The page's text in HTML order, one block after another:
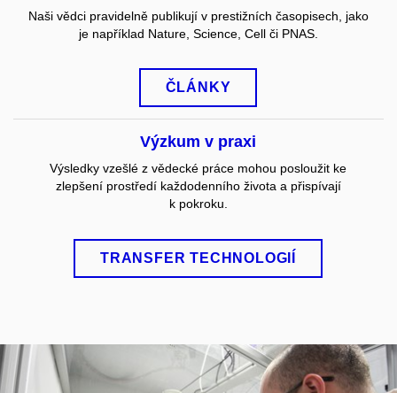
Naši vědci pravidelně publikují v prestižních časopisech, jako
je například Nature, Science, Cell či PNAS.
ČLÁNKY
Výzkum v praxi
Výsledky vzešlé z vědecké práce mohou posloužit ke
zlepšení prostředí každodenního života a přispívají
k pokroku.
TRANSFER TECHNOLOGIÍ